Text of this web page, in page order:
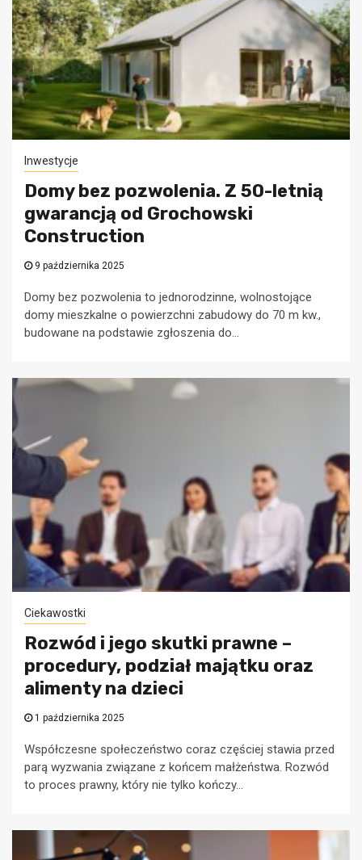
Inwestycje
Domy bez pozwolenia. Z 50-letnią
gwarancją od Grochowski
Construction
9 października 2025
Domy bez pozwolenia to jednorodzinne, wolnostojące
domy mieszkalne o powierzchni zabudowy do 70 m kw.,
budowane na podstawie zgłoszenia do...
Ciekawostki
Rozwód i jego skutki prawne –
procedury, podział majątku oraz
alimenty na dzieci
1 października 2025
Współczesne społeczeństwo coraz częściej stawia przed
parą wyzwania związane z końcem małżeństwa. Rozwód
to proces prawny, który nie tylko kończy...